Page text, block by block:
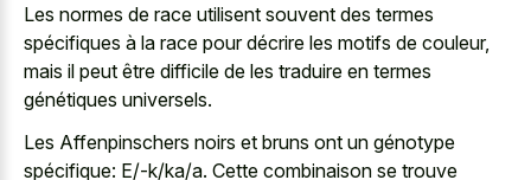
Les normes de race utilisent souvent des termes
spécifiques à la race pour décrire les motifs de couleur,
mais il peut être difficile de les traduire en termes
génétiques universels.
Les Affenpinschers noirs et bruns ont un génotype
spécifique: E/-k/ka/a. Cette combinaison se trouve